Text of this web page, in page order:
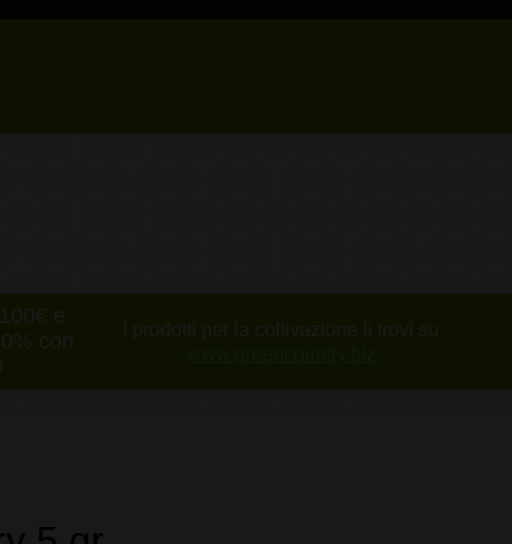
e
con
I prodotti per la coltivazione li trovi su